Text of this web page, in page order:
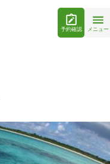
予約確認 メニュー